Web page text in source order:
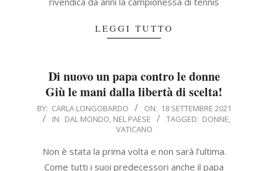
LEGGI TUTTO
Di nuovo un papa contro le donne
Giù le mani dalla libertà di scelta!
2021-
09-
BY: CARLA LONGOBARDO ON: 18 SETTEMBRE 2021
IN: DAL MONDO, NEL PAESE TAGGED: DONNE,
VATICANO
Non è stata la prima volta e non sarà l’ultima.
Come tutti i suoi predecessori anche il papa